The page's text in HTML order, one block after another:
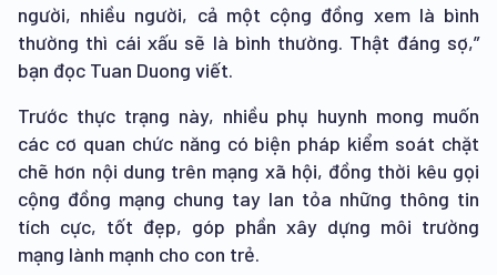
người, nhiều người, cả một cộng đồng xem là bình
thường thì cái xấu sẽ là bình thường. Thật đáng sợ,”
bạn đọc Tuan Duong viết.
Trước thực trạng này, nhiều phụ huynh mong muốn
các cơ quan chức năng có biện pháp kiểm soát chặt
chẽ hơn nội dung trên mạng xã hội, đồng thời kêu gọi
cộng đồng mạng chung tay lan tỏa những thông tin
tích cực, tốt đẹp, góp phần xây dựng môi trường
mạng lành mạnh cho con trẻ.